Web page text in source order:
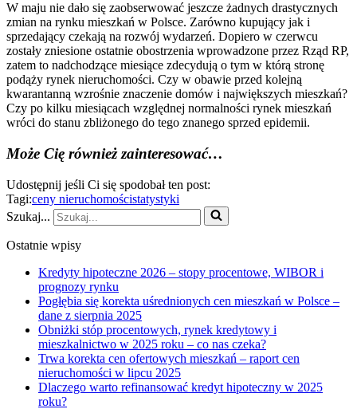
W maju nie dało się zaobserwować jeszcze żadnych drastycznych
zmian na rynku mieszkań w Polsce. Zarówno kupujący jak i
sprzedający czekają na rozwój wydarzeń. Dopiero w czerwcu
zostały zniesione ostatnie obostrzenia wprowadzone przez Rząd RP,
zatem to nadchodzące miesiące zdecydują o tym w którą stronę
podąży rynek nieruchomości. Czy w obawie przed kolejną
kwarantanną wzrośnie znaczenie domów i największych mieszkań?
Czy po kilku miesiącach względnej normalności rynek mieszkań
wróci do stanu zbliżonego do tego znanego sprzed epidemii.
Może Cię również zainteresować…
Udostępnij jeśli Ci się spodobał ten post:
Tagi:ceny nieruchomościstatystyki
Szukaj...
Ostatnie wpisy
Kredyty hipoteczne 2026 – stopy procentowe, WIBOR i
prognozy rynku
Pogłębia się korekta uśrednionych cen mieszkań w Polsce –
dane z sierpnia 2025
Obniżki stóp procentowych, rynek kredytowy i
mieszkalnictwo w 2025 roku – co nas czeka?
Trwa korekta cen ofertowych mieszkań – raport cen
nieruchomości w lipcu 2025
Dlaczego warto refinansować kredyt hipoteczny w 2025
roku?